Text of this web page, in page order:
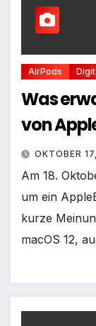
AirPods
Was
von
OKTOBER
Am 18.
um ein
kurze
macOS 12,